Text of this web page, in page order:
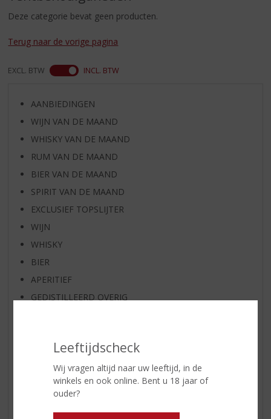
p
i
g
Leeftijdscheck
Wij vragen altijd naar uw leeftijd, in de
winkels en ook online. Bent u 18 jaar of
ouder?
Deze categorie bevat geen producten.
Terug naar de vorige pagina
EXCL. BTW INCL. BTW
AANBIEDINGEN
WIJN VAN DE MAAND
WHISKY VAN DE MAAND
RUM VAN DE MAAND
BIER VAN DE MAAND
SPIRIT VAN DE MAAND
EXCLUSIEF TOPSLIJTER
WIJN
WHISKY
BIER
APERITIEF
GEDISTILLEERD OVERIG
FRISDRANK
GLASWERK
GESCHENKVERPAKKING